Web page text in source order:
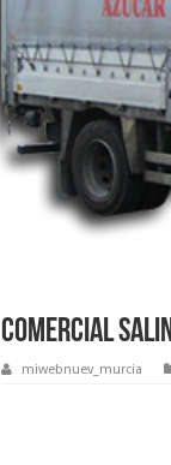
Comercial
miwebnuev_murcia